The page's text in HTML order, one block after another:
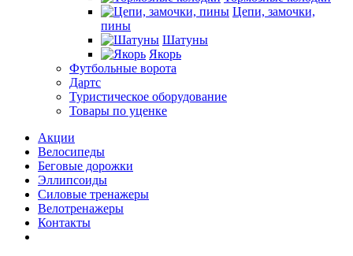
Цепи, замочки,
пины
Шатуны
Якорь
Футбольные ворота
Дартс
Туристическое оборудование
Товары по уценке
Акции
Велосипеды
Беговые дорожки
Эллипсоиды
Силовые тренажеры
Велотренажеры
Контакты